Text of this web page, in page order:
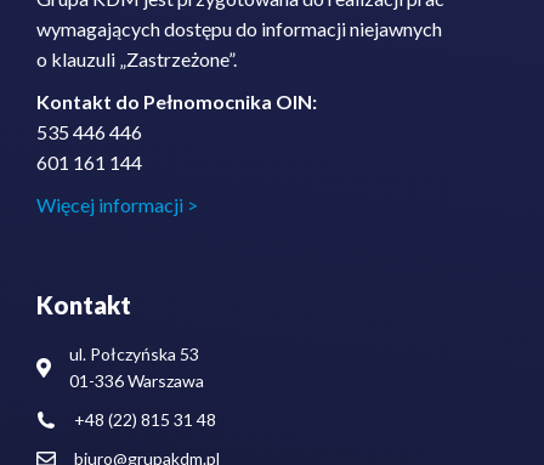
wymagających dostępu do informacji niejawnych
o klauzuli „Zastrzeżone”.
Kontakt do Pełnomocnika OIN:
535 446 446
601 161 144
Więcej informacji >
Kontakt
ul. Połczyńska 53
01-336 Warszawa
+48 (22) 815 31 48
biuro@grupakdm.pl